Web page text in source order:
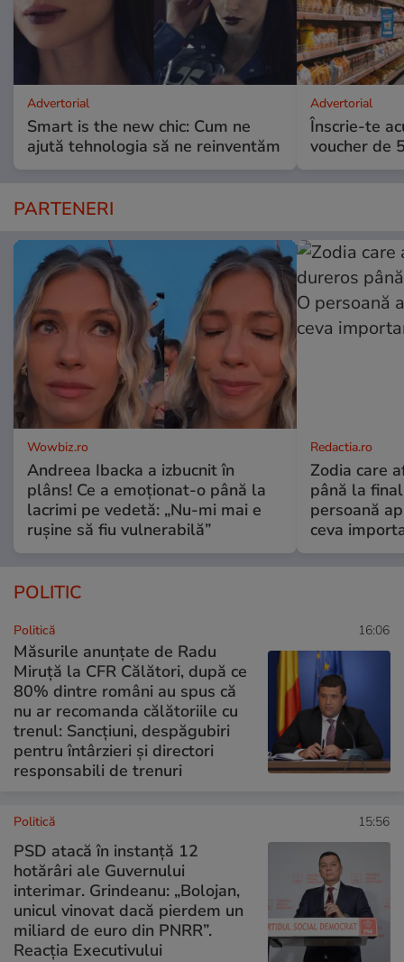
Advertorial
Smart is the new chic: Cum ne
ajută tehnologia să ne reinventăm
Advertorial
Înscrie-te
voucher de
PARTENERI
Wowbiz.ro
Andreea Ibacka a izbucnit în
plâns! Ce a emoționat-o până la
lacrimi pe vedetă: „Nu-mi mai e
rușine să fiu vulnerabilă”
Redactia.ro
Zodia care
până la
persoană
ceva
POLITIC
Politică 16:06
Măsurile anunțate de Radu
Miruță la CFR Călători, după ce
80% dintre români au spus că
nu ar recomanda călătoriile cu
trenul: Sancțiuni, despăgubiri
pentru întârzieri și directori
responsabili de trenuri
Politică 15:56
PSD atacă în instanță 12
hotărâri ale Guvernului
interimar. Grindeanu: „Bolojan,
unicul vinovat dacă pierdem un
miliard de euro din PNRR”.
Reacția Executivului